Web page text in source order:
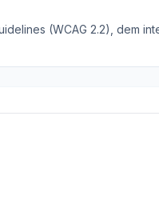
(WCAG 2.2), dem